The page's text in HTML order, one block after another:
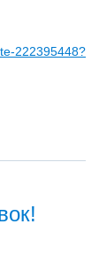
222395448?